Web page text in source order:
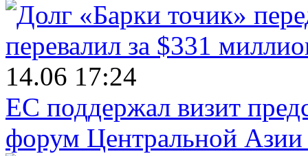
14.06 17:24
ЕС поддержал визит
форум Центральной Азии